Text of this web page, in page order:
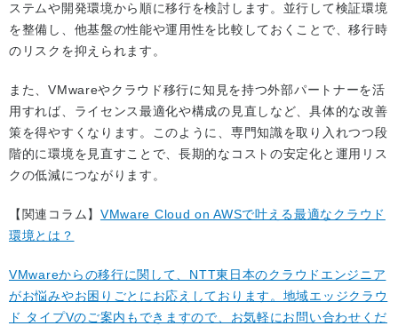
ステムや開発環境から順に移行を検討します。並行して検証環境
を整備し、他基盤の性能や運用性を比較しておくことで、移行時
のリスクを抑えられます。
また、VMwareやクラウド移行に知見を持つ外部パートナーを活
用すれば、ライセンス最適化や構成の見直しなど、具体的な改善
策を得やすくなります。このように、専門知識を取り入れつつ段
階的に環境を見直すことで、長期的なコストの安定化と運用リス
クの低減につながります。
【関連コラム】 VMware Cloud on AWSで叶える最適なクラウド
環境とは？
VMwareからの移行に関して、NTT東日本のクラウドエンジニア
がお悩みやお困りごとにお応えしております。地域エッジクラウ
ド タイプVのご案内もできますので、お気軽にお問い合わせくだ